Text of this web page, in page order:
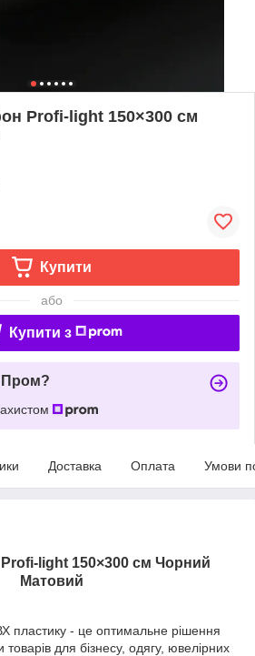
Profi-light 150×300 см
Купити
або
Купити з
Пром?
Доставка Оплата Умови
light 150×300 см Чорний
Матовий
пластику - це оптимальне рішення
для бізнесу, одягу, ювелірних